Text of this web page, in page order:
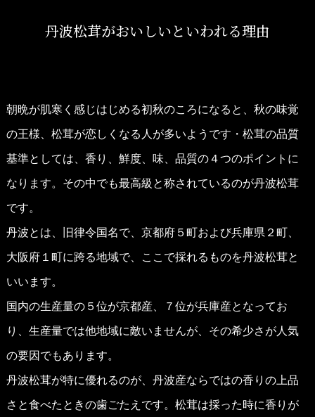
丹波松茸がおいしいといわれる理由
朝晩が肌寒く感じはじめる初秋のころになると、秋の味覚
の王様、松茸が恋しくなる人が多いようです・松茸の品質
基準としては、香り、鮮度、味、品質の４つのポイントに
なります。その中でも最高級と称されているのが丹波松茸
です。
丹波とは、旧律令国名で、京都府５町および兵庫県２町、
大阪府１町に跨る地域で、ここで採れるものを丹波松茸と
いいます。
国内の生産量の５位が京都産、７位が兵庫産となってお
り、生産量では他地域に敵いませんが、その希少さが人気
の要因でもあります。
丹波松茸が特に優れるのが、丹波産ならではの香りの上品
さと食べたときの歯ごたえです。松茸は採った時に香りが